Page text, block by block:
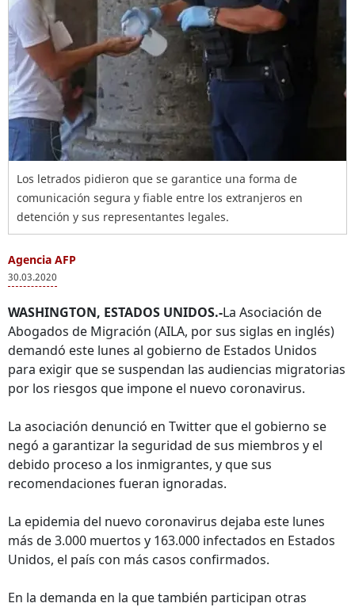
Los letrados pidieron que se garantice una forma de
comunicación segura y fiable entre los extranjeros en
detención y sus representantes legales.
Agencia AFP
30.03.2020
WASHINGTON, ESTADOS UNIDOS.-La Asociación de
Abogados de Migración (AILA, por sus siglas en inglés)
demandó este lunes al gobierno de Estados Unidos
para exigir que se suspendan las audiencias migratorias
por los riesgos que impone el nuevo coronavirus.
La asociación denunció en Twitter que el gobierno se
negó a garantizar la seguridad de sus miembros y el
debido proceso a los inmigrantes, y que sus
recomendaciones fueran ignoradas.
La epidemia del nuevo coronavirus dejaba este lunes
más de 3.000 muertos y 163.000 infectados en Estados
Unidos, el país con más casos confirmados.
En la demanda en la que también participan otras